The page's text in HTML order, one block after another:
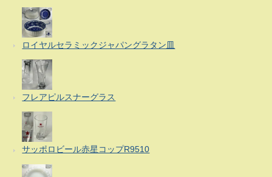
ロイヤルセラミックジャパングラタン皿
フレアピルスナーグラス
サッポロビール赤星コップR9510